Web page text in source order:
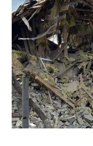
"ЛНР"
Оккупация Крыма
Новости Крыма
Донбасс
Армия Украины
Пресс-релизы
Пресс-релизы